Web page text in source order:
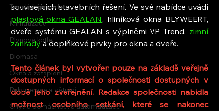
Tepelná čerpadla
Klimatizace
Plynové kotle
Biomasa
Okna a zateplení
Rekuperace a větrání
Chytrá domácnost a automatizace
souvisejících stavebních řešení. Ve své nabídce uvádí
plastová okna GEALAN, hliníková okna BLYWEERT,
dveře systému GEALAN s výplněmi VP Trend, zimní
zahrady a doplňkové prvky pro okna a dveře.
Tento článek byl vytvořen pouze na základě veřejně
dostupných informací o společnosti dostupných v
době jeho zveřejnění. Redakce společnosti nabídla
možnost osobního setkání, které se nakonec